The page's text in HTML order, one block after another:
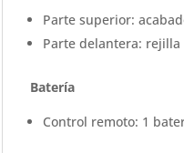
Parte superior:
Parte delantera: rejilla
Batería
Control remoto: 1